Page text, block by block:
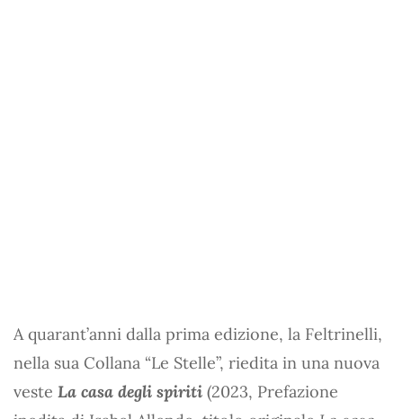
A quarant’anni dalla prima edizione, la Feltrinelli,
nella sua Collana “Le Stelle”, riedita in una nuova
veste La casa degli spiriti (2023, Prefazione